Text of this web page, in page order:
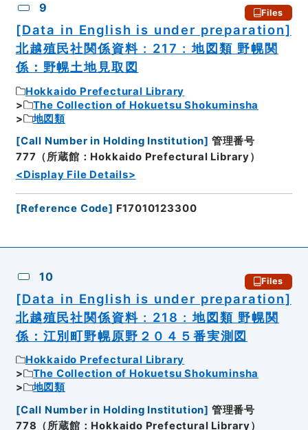
9 Files
[Data in English is under preparation]
北越殖民社関係資料 : 217 : 地図類 野幌関
係：野幌土地見取図
Hokkaido Prefectural Library
The Collection of Hokuetsu Shokuminsha
地図類
[Call Number in Holding Institution] 管理番号
777（所蔵館：Hokkaido Prefectural Library）
<Display File Details>
[Reference Code] F17010123300
10 Files
[Data in English is under preparation]
北越殖民社関係資料 : 218 : 地図類 野幌関
係：江別町野幌原野２０４５番実測図
Hokkaido Prefectural Library
The Collection of Hokuetsu Shokuminsha
地図類
[Call Number in Holding Institution] 管理番号
778（所蔵館：Hokkaido Prefectural Library）